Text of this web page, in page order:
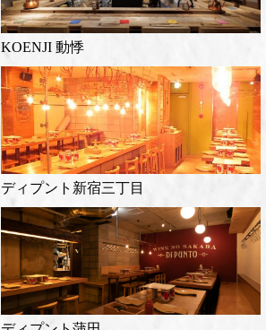
KOENJI 動悸
ディプント新宿三丁目